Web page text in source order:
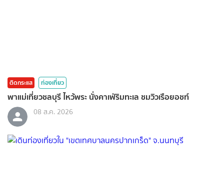
ติดกระแส ท่องเที่ยว
พาแม่เที่ยวชลบุรี ไหว้พระ นั่งคาเฟ่ริมทะเล ชมวิวเรือยอชท์
08 ส.ค. 2026